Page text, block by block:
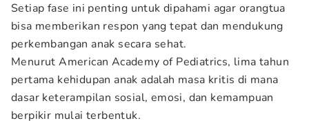
Setiap fase ini penting untuk dipahami agar orangtua
bisa memberikan respon yang tepat dan mendukung
perkembangan anak secara sehat.
Menurut American Academy of Pediatrics, lima tahun
pertama kehidupan anak adalah masa kritis di mana
dasar keterampilan sosial, emosi, dan kemampuan
berpikir mulai terbentuk.